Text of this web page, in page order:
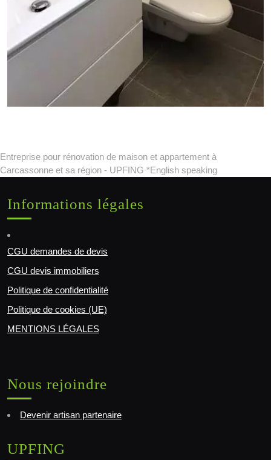
Entreprise pour rénovation de maison et appartement à
Carcassonne et sa région - UPFING *English speaking
Informations légales
CGU demandes de devis
CGU devis immobiliers
Politique de confidentialité
Politique de cookies (UE)
MENTIONS LÉGALES
Nous rejoindre
Devenir artisan partenaire
UPFING